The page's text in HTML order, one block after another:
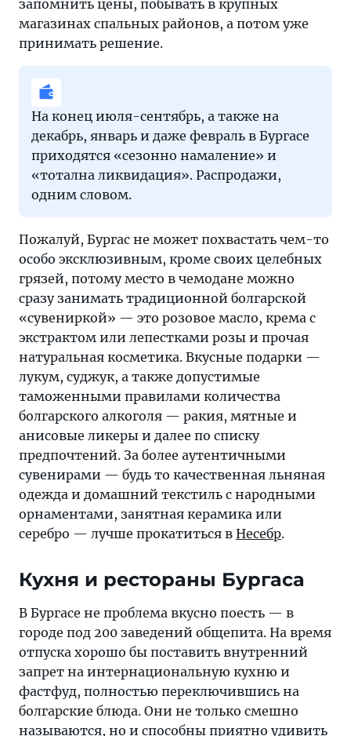
запомнить цены, побывать в крупных
магазинах спальных районов, а потом уже
принимать решение.
На конец июля-сентябрь, а также на
декабрь, январь и даже февраль в Бургасе
приходятся «сезонно намаление» и
«тотална ликвидация». Распродажи,
одним словом.
Пожалуй, Бургас не может похвастать чем-то
особо эксклюзивным, кроме своих целебных
грязей, потому место в чемодане можно
сразу занимать традиционной болгарской
«сувениркой» — это розовое масло, крема с
экстрактом или лепестками розы и прочая
натуральная косметика. Вкусные подарки —
лукум, суджук, а также допустимые
таможенными правилами количества
болгарского алкоголя — ракия, мятные и
анисовые ликеры и далее по списку
предпочтений. За более аутентичными
сувенирами — будь то качественная льняная
одежда и домашний текстиль с народными
орнаментами, занятная керамика или
серебро — лучше прокатиться в Несебр.
Кухня и рестораны Бургаса
В Бургасе не проблема вкусно поесть — в
городе под 200 заведений общепита. На время
отпуска хорошо бы поставить внутренний
запрет на интернациональную кухню и
фастфуд, полностью переключившись на
болгарские блюда. Они не только смешно
называются, но и способны приятно удивить